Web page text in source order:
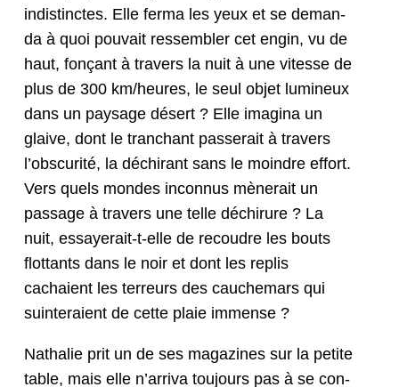
indis­tinctes. Elle fer­ma les yeux et se deman­
da à quoi pou­vait ressem­bler cet engin, vu de
haut, fonçant à tra­vers la nuit à une vitesse de
plus de 300 km/heures, le seul objet lumineux
dans un paysage désert ? Elle imag­i­na un
glaive, dont le tran­chant passerait à tra­vers
l’obscurité, la déchi­rant sans le moin­dre effort.
Vers quels mon­des incon­nus mèn­erait un
pas­sage à tra­vers une telle déchirure ? La
nuit, essay­erait-t-elle de recoudre les bouts
flot­tants dans le noir et dont les replis
cachaient les ter­reurs des cauchemars qui
suin­teraient de cette plaie immense ?
Nathalie prit un de ses mag­a­zines sur la petite
table, mais elle n’arriva tou­jours pas à se con­